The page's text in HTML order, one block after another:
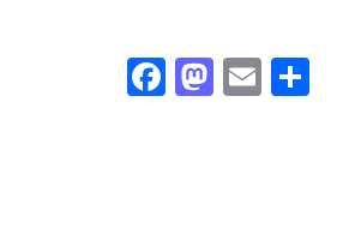
Facebook
Mastodon
Email